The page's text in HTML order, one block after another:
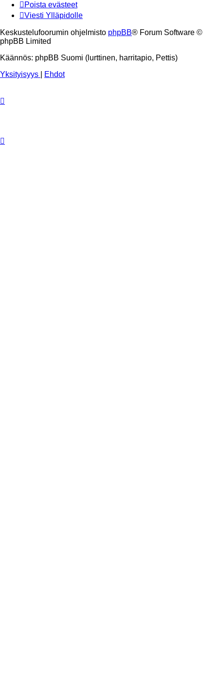
Poista evästeet
Viesti Ylläpidolle
Keskustelufoorumin ohjelmisto phpBB® Forum Software ©
phpBB Limited
Käännös: phpBB Suomi (lurttinen, harritapio, Pettis)
Yksityisyys
Ehdot